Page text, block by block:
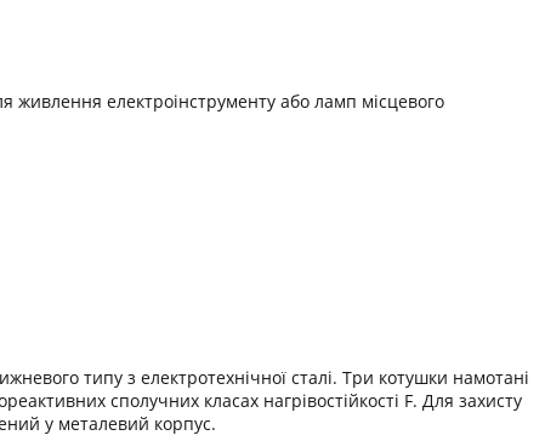
живлення електроінструменту або ламп місцевого
типу з електротехнічної сталі. Три котушки намотані
сполучних класах нагрівостійкості F. Для захисту
у металевий корпус.